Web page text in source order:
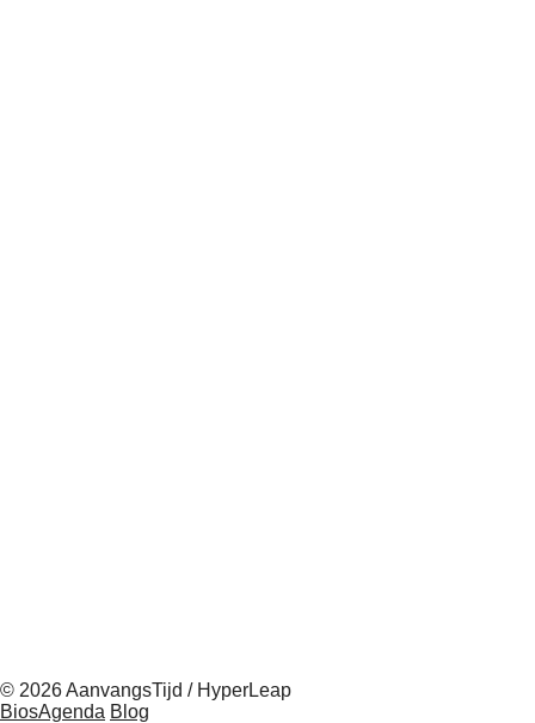
© 2026 AanvangsTijd / HyperLeap
BiosAgenda Blog